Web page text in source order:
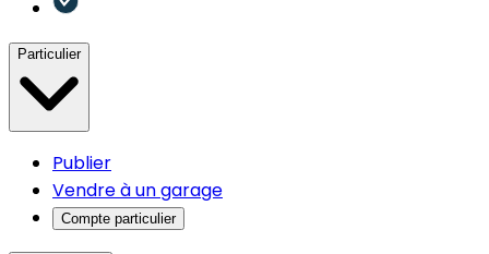
Particulier
Publier
Vendre à un garage
Compte particulier